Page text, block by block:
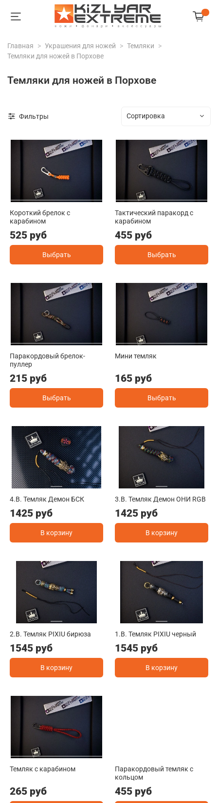
Главная Украшения для ножей
Темляки
Темляки для ножей в Порхове
Темляки для ножей в Порхове
Фильтры
Короткий брелок с
карабином
525 руб
Выбрать
Тактический паракорд с
карабином
455 руб
Выбрать
Паракордовый брелок-
пуллер
215 руб
Выбрать
Мини темляк
165 руб
Выбрать
4.B. Темляк Демон БСК
1425 руб
В корзину
3.B. Темляк Демон ОНИ RGB
1425 руб
В корзину
2.B. Темляк PIXIU бирюза
1545 руб
В корзину
1.B. Темляк PIXIU черный
1545 руб
В корзину
Темляк с карабином
265 руб
Паракордовый темляк с
кольцом
455 руб